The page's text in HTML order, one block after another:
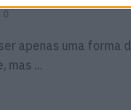
0
apenas uma forma
mas ...